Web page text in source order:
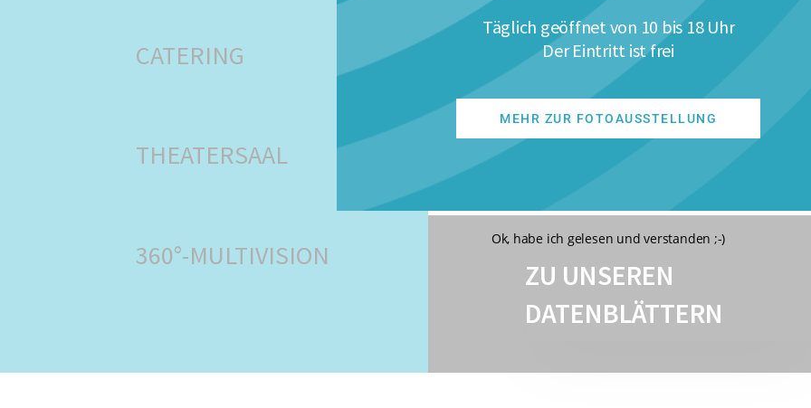
CATERING
THEATERSAAL
360°-MULTIVISION
EVENTAREAL
ZU UNSEREN
DATENBLÄTTERN
Täglich geöffnet von 10 bis 18 Uhr
Der Eintritt ist frei
MEHR ZUR FOTOAUSSTELLUNG
Ok, habe ich gelesen und verstanden ;-)